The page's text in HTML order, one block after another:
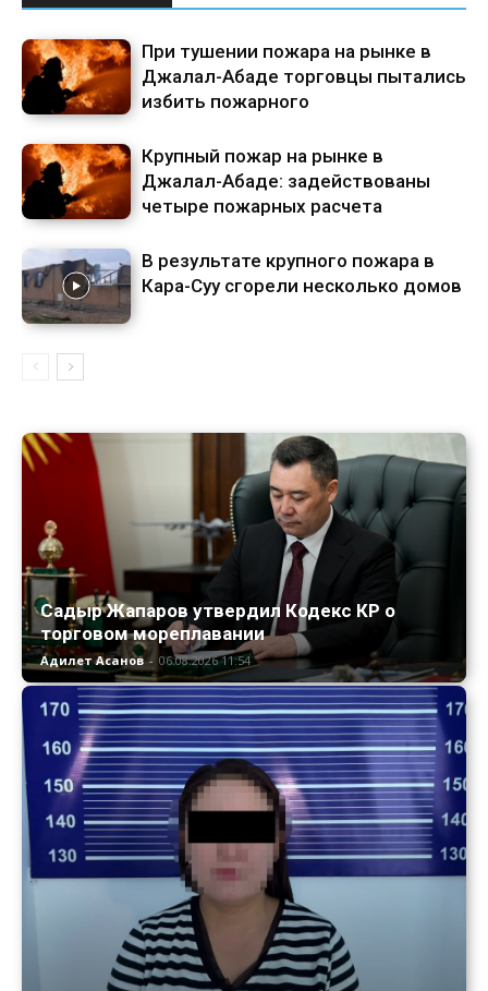
При тушении пожара на рынке в
Джалал-Абаде торговцы пытались
избить пожарного
Крупный пожар на рынке в
Джалал-Абаде: задействованы
четыре пожарных расчета
В результате крупного пожара в
Кара-Суу сгорели несколько домов
Садыр Жапаров утвердил Кодекс КР о
торговом мореплавании
Адилет Асанов - 06.08.2026 11:54